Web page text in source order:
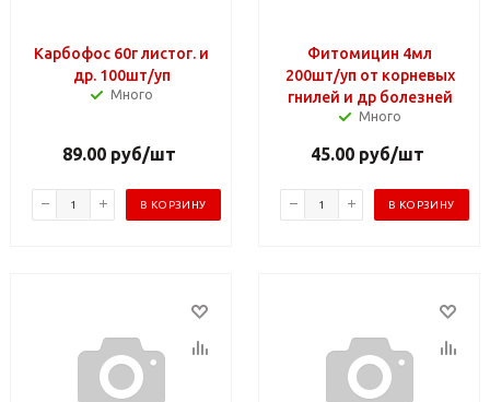
Карбофос 60г листог. и
др. 100шт/уп
Много
89.00 руб/шт
В КОРЗИНУ
Фитомицин 4мл
200шт/уп от корневых
гнилей и др болезней
Много
45.00 руб/шт
В КОРЗИНУ